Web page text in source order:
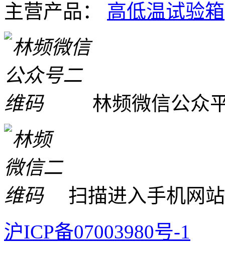
主营产品： 高低温试验箱
林频微信公众
扫描进入手机网
沪ICP备07003980号-1